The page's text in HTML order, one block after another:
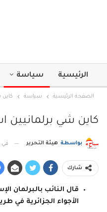
الرئيسية سياسة
الصفحة الرئيسية سياسة
كاين شي
بواسطة هيئة التحرير في
شارك
قال النائب بالبرلمان
الأجواء الجزائرية في